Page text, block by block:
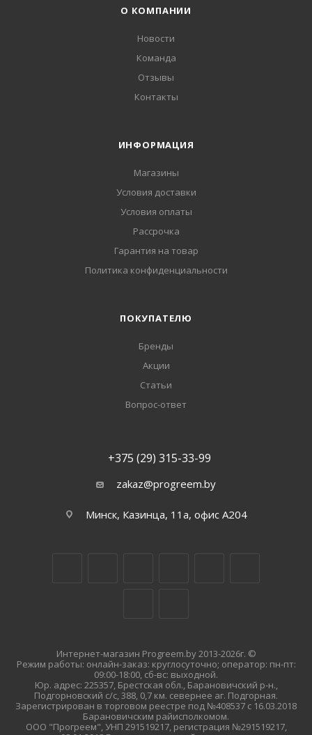
О КОМПАНИИ
Новости
Команда
Отзывы
Контакты
ИНФОРМАЦИЯ
Магазины
Условия доставки
Условия оплаты
Рассрочка
Гарантия на товар
Политика конфиденциальности
ПОКУПАТЕЛЮ
Бренды
Акции
Статьи
Вопрос-ответ
+375 (29) 315-33-99
zakaz@progreem.by
Минск, Казинца, 11а, офис А204
Интернет-магазин Progreem.by 2013-2026г. ©
Режим работы: онлайн-заказ: круглосуточно; оператор: пн-пт:
09:00-18:00, сб-вс: выходной.
Юр. адрес: 225357, Брестская обл., Барановичский р-н.,
Подгорновский с/с, 388, 0,7 км. севернее аг. Подгорная.
Зарегистрирован в торговом реестре под №408537 с 16.03.2018
Барановичским райисполкомом.
ООО "Прогреем", УНП 291519217, регистрация №291519217,